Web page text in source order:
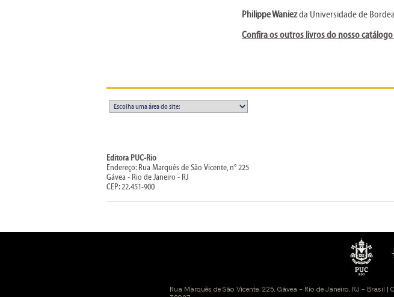
Philippe Waniezda Universidade de
Confira os outros livros do nosso
Editora PUC-Rio
Endereço: Rua Marquês de São Vicente, n° 225
Gávea - Rio de Janeiro - RJ
CEP: 22.451-900